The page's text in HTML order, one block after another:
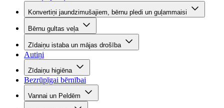
Konvertiņi jaundzimušajiem, bērnu pledi un guļammaisi
Bērnu gultas veļa
Zīdaiņu istaba un mājas drošība
Autiņi
Zīdaiņu higiēna
Bezrūpīgai bērnībai
Vannai un Peldēm